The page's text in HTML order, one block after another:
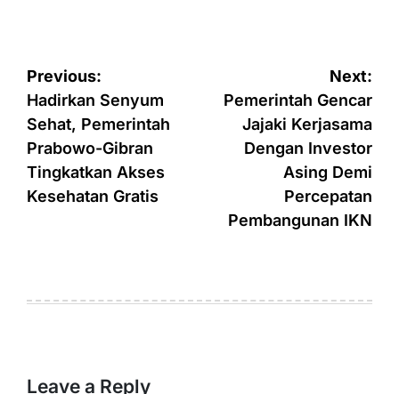
Post
navigation
Previous:
Hadirkan Senyum
Sehat, Pemerintah
Prabowo-Gibran
Tingkatkan Akses
Kesehatan Gratis
Next:
Pemerintah Gencar
Jajaki Kerjasama
Dengan Investor
Asing Demi
Percepatan
Pembangunan IKN
Leave a Reply